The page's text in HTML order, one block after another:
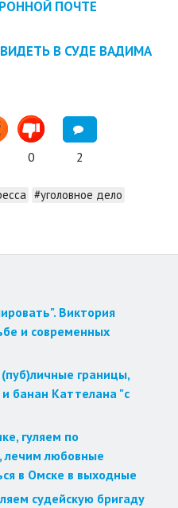
ПОЧТЕ
В СУДЕ ВАДИМА
0 2
#уголовное дело
Виктория
и современных
границы,
банан Каттелана "с
гуляем по
лечим любовные
в Омске в выходные
судейскую бригаду